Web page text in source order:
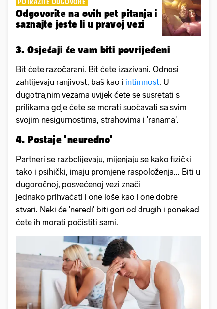
POTRAŽITE ODGOVORE
Odgovorite na ovih pet pitanja i
saznajte jeste li u pravoj vezi
3. Osjećaji će vam biti povrijeđeni
Bit ćete razočarani. Bit ćete izazivani. Odnosi
zahtijevaju ranjivost, baš kao i intimnost. U
dugotrajnim vezama uvijek ćete se susretati s
prilikama gdje ćete se morati suočavati sa svim
svojim nesigurnostima, strahovima i 'ranama'.
4. Postaje 'neuredno'
Partneri se razbolijevaju, mijenjaju se kako fizički
tako i psihički, imaju promjene raspoloženja... Biti u
dugoročnoj, posvećenoj vezi znači
jednako prihvaćati i one loše kao i one dobre
stvari. Neki će 'neredi' biti gori od drugih i ponekad
ćete ih morati počistiti sami.